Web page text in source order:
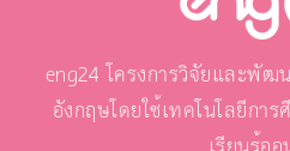
eng24 โครงการวิจัยและพัฒ
อังกฤษโดยใช้เทคโนโลยีกา